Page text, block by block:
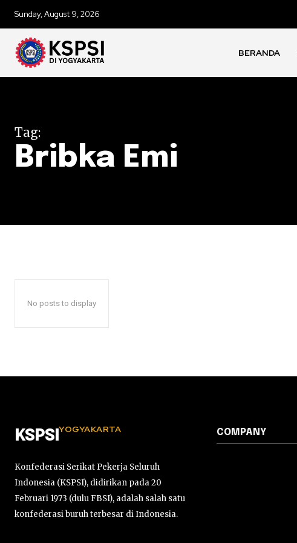
Sunday, August 9, 2026
BERANDA
Tag:
Bribka Emi
No posts to display
KSPSI YOGYAKARTA
Konfederasi Serikat Pekerja Seluruh
Indonesia (KSPSI), didirikan pada 20
Februari 1973 (dulu FBSI), adalah salah satu
konfederasi buruh terbesar di Indonesia.
COMPANY